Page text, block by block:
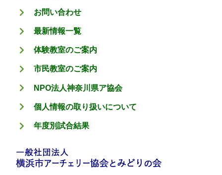
お問い合わせ
最新情報一覧
体験教室のご案内
市民教室のご案内
NPO法人神奈川県ア協会
個人情報の取り扱いについて
年度別試合結果